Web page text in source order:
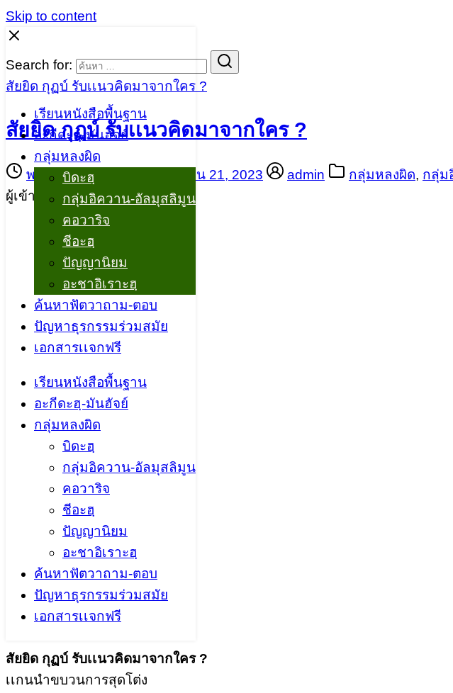
Skip to content
เรียนหนังสือพื้นฐาน
อะกีดะฮฺ-มันฮัจย์
กลุ่มหลงผิด
บิดะฮฺ
กลุ่มอิควาน-อัลมุสลิมูน
คอวาริจ
ชีอะฮฺ
ปัญญานิยม
อะชาอิเราะฮฺ
ค้นหาฟัตวาถาม-ตอบ
ปัญหาธุรกรรมร่วมสมัย
เอกสารเเจกฟรี
เรียนหนังสือพื้นฐาน
อะกีดะฮฺ-มันฮัจย์
กลุ่มหลงผิด
บิดะฮฺ
กลุ่มอิควาน-อัลมุสลิมูน
คอวาริจ
ชีอะฮฺ
ปัญญานิยม
อะชาอิเราะฮฺ
ค้นหาฟัตวาถาม-ตอบ
ปัญหาธุรกรรมร่วมสมัย
เอกสารเเจกฟรี
Search for:
สัยยิด กุฏบ์ รับเเนวคิดมาจากใคร ?
สัยยิด กุฏบ์ รับเเนวคิดมาจากใคร ?
พฤษภาคม 8, 2559 พฤศจิกายน 21, 2023 admin กลุ่มหลงผิด, กลุ่ม
ผู้เข้าชม :4,298
สัยยิด กุฏบ์ รับเเนวคิดมาจากใคร ?
เเกนนำขบวนการสุดโต่ง